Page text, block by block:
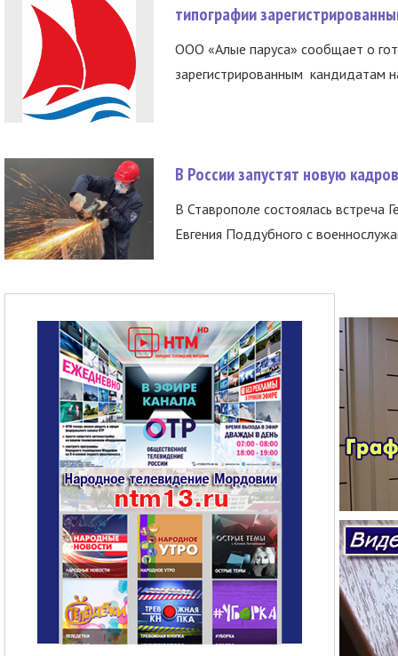
типографии
ООО «Алые паруса» сообщает о
зарегистрированным кандидатам
В России запустят новую
В Ставрополе состоялась встреча
Евгения Поддубного с